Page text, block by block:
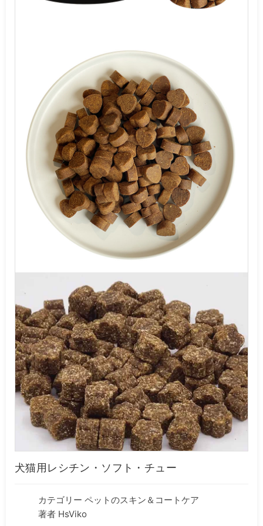
犬猫用レシチン・ソフト・チュー
カテゴリー ペットのスキン＆コートケア
著者 HsViko